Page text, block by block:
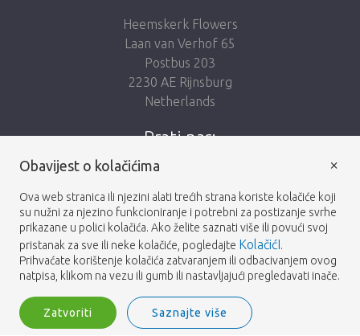
Heemskerk Flowers
Laan van Verhof 65
Postbus 203
2230 AE Rijnsburg
Netherlands
Prati nas:
© 2026 -Heemskerk Flowers Odredbe i uvjeti
Privatnosti
Heemskerk Flowers is a trading name of BGH A.Heemskerk AZN b.v.
Obavijest o kolačićima
Ova web stranica ili njezini alati trećih strana koriste kolačiće koji
su nužni za njezino funkcioniranje i potrebni za postizanje svrhe
prikazane u polici kolačića. Ako želite saznati više ili povući svoj
pristanak za sve ili neke kolačiće, pogledajte KolačićI.
Prihvaćate korištenje kolačića zatvaranjem ili odbacivanjem ovog
natpisa, klikom na vezu ili gumb ili nastavljajući pregledavati inače.
Zatvoriti Saznajte više
×